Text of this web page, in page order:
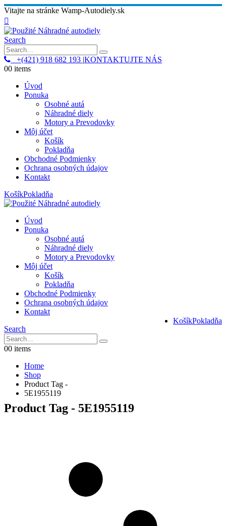
Vitajte na stránke Wamp-Autodiely.sk
Search
+(421) 918 682 193 |KONTAKTUJTE NÁS
00 items
Úvod
Ponuka
Osobné autá
Náhradné diely
Motory a Prevodovky
Môj účet
Košík
Pokladňa
Obchodné Podmienky
Ochrana osobných údajov
Kontakt
KošíkPokladňa
Úvod
Ponuka
Osobné autá
Náhradné diely
Motory a Prevodovky
Môj účet
Košík
Pokladňa
Obchodné Podmienky
Ochrana osobných údajov
Kontakt
KošíkPokladňa
Search
00 items
Home
Shop
Product Tag -
5E1955119
Product Tag - 5E1955119